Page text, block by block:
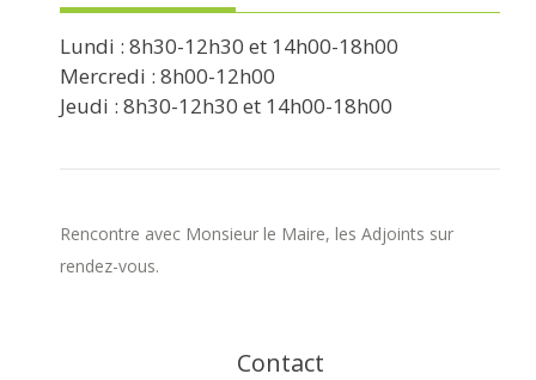
Lundi : 8h30-12h30 et 14h00-18h00
Mercredi : 8h00-12h00
Jeudi : 8h30-12h30 et 14h00-18h00
Rencontre avec Monsieur le Maire, les Adjoints sur
rendez-vous.
Contact